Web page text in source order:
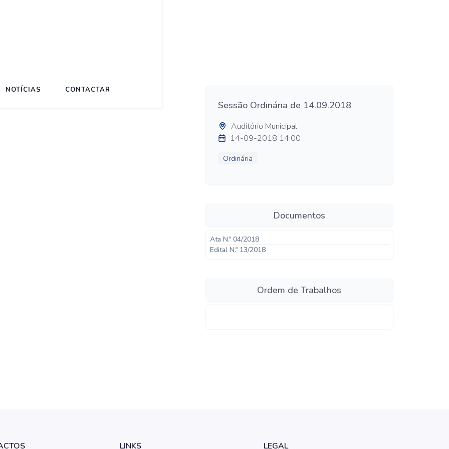
NOTÍCIAS CONTACTAR
Sessão Ordinária de 14.09.2018
Auditório Municipal
14-09-2018 14:00
Ordinária
Documentos
Ata N.º 04/2018
Edital N.º 13/2018
Ordem de Trabalhos
LINKS LEGAL